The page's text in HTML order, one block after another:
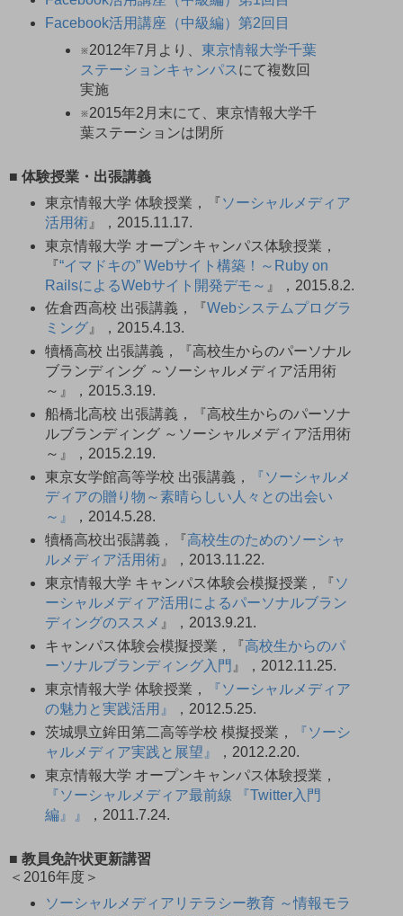
Facebook活用講座（中級編）第2回目
※2012年7月より、東京情報大学千葉
ステーションキャンパス にて複数回
実施
※2015年2月末にて、東京情報大学千
葉ステーションは閉所
■ 体験授業・出張講義
東京情報大学 体験授業，『 ソーシャルメディア
活用術』，2015.11.17.
東京情報大学 オープンキャンパス体験授業，
『“イマドキの” Webサイト構築！ ～Ruby on
RailsによるWebサイト開発デモ～ 』，2015.8.2.
佐倉西高校 出張講義，『 Webシステムプログラ
ミング』，2015.4.13.
犢橋高校 出張講義，『高校生からのパーソナル
ブランディング ～ソーシャルメディア活用術
～』，2015.3.19.
船橋北高校 出張講義，『高校生からのパーソナ
ルブランディング ～ソーシャルメディア活用術
～』，2015.2.19.
東京女学館高等学校 出張講義，
『ソーシャルメ
ディアの贈り物～素晴らしい人々との出会い
～』
，2014.5.28.
犢橋高校出張講義 ， 『高校生のためのソーシャ
ルメディア活用術』，2013.11.22.
東京情報大学 キャンパス体験会模擬授業 ， 『 ソ
ーシャルメディア活用によるパーソナルブラン
ディングのススメ 』，2013.9.21.
キャンパス体験会模擬授業 ， 『高校生からのパ
ーソナルブランディング入門 』，2012.11.25.
東京情報大学 体験授業，
『ソーシャルメディア
の魅力と実践活用』
，2012.5.25.
茨城県立鉾田第二高等学校 模擬授業，
『ソーシ
ャルメディア実践と展望』
，2012.2.20.
東京情報大学 オープンキャンパス体験授業，
『ソーシャルメディア最前線 『Twitter入門
編』』
，2011.7.24.
■ 教員免許状更新講習
＜2016年度＞
ソーシャルメディアリテラシー教育 ～情報モラ